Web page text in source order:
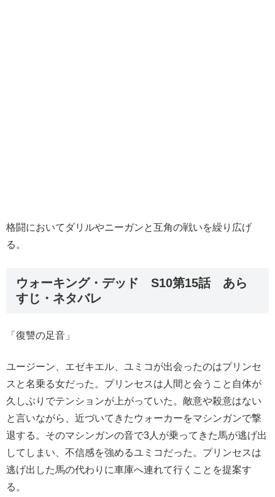
格闘においてダリルやニーガンと互角の戦いを繰り広げ
る。
ウォーキング・デッド S10第15話 あら
すじ・ネタバレ
「復讐の足音」
ユージーン、エゼキエル、ユミコが出会ったのはプリンセ
スと名乗る女だった。プリンセスは人間と会うこと自体が
久しぶりでテンションが上がっていた。敵意や殺意はない
と言いながら、近づいてきたウォーカーをマシンガンで撃
退する。そのマシンガンの音で3人が乗ってきた馬が逃げ出
してしまい、不信感を強めるユミコだった。プリンセスは
逃げ出した馬の代わりに車庫へ連れて行くことを提案す
る。